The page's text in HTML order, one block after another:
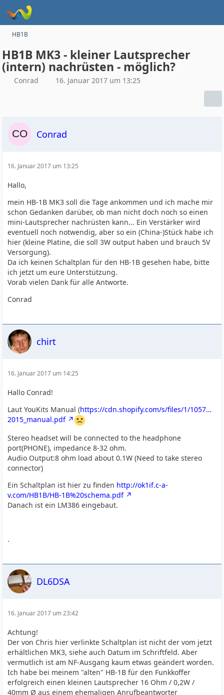
HB1B
HB1B MK3 - kleiner Lautsprecher
(intern) nachrüsten - möglich?
Conrad 16. Januar 2017 um 13:25
Conrad
16. Januar 2017 um 13:25
Hallo,
mein HB-1B MK3 soll die Tage ankommen und ich mache mir
schon Gedanken darüber, ob man nicht doch noch so einen
mini-Lautsprecher nachrüsten kann... Ein Verstärker wird
eventuell noch notwendig, aber so ein (China-)Stück habe ich
hier (kleine Platine, die soll 3W output haben und brauch 5V
Versorgung).
Da ich keinen Schaltplan für den HB-1B gesehen habe, bitte
ich jetzt um eure Unterstützung.
Vorab vielen Dank für alle Antworte.
Conrad
chirt
16. Januar 2017 um 14:25
Hallo Conrad!
Laut YouKits Manual (https://cdn.shopify.com/s/files/1/1057…
2015_manual.pdf
Stereo headset will be connected to the headphone
port(PHONE), impedance 8-32 ohm.
Audio Output:8 ohm load about 0.1W (Need to take stereo
connector)
Ein Schaltplan ist hier zu finden http://ok1if.c-a-
v.com/HB1B/HB-1B%20schema.pdf
Danach ist ein LM386 eingebaut.
.
DL6DSA
16. Januar 2017 um 23:42
Achtung!
Der von Chris hier verlinkte Schaltplan ist nicht der vom jetzt
erhältlichen MK3, siehe auch Datum im Schriftfeld. Aber
vermutlich ist am NF-Ausgang kaum etwas geändert worden.
Ich habe bei meinem "alten" HB-1B für den Funkkoffer
erfolgreich einen kleinen Lautsprecher 16 Ohm / 0,2W /
40mm Ø aus einem ehemaligen Anrufbeantworter